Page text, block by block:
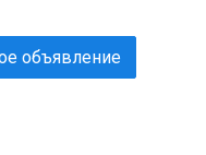
объявление